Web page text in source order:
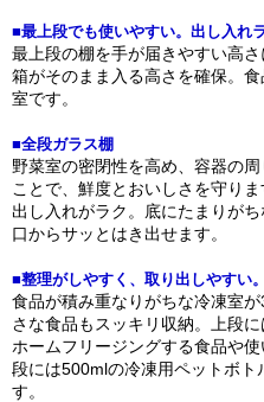
■最上段でも使いやすい。出し入れ
最上段の棚を手が届きやすい高
箱がそのまま入る高さを確保。
室です。
■全段ガラス棚
野菜室の密閉性を高め、容器の
ことで、鮮度とおいしさを守り
出し入れがラク。底にたまりが
口からサッとはき出せます。
■整理がしやすく、取り出しやすい
食品が積み重なりがちな冷凍室
さな食品もスッキリ収納。上段
ホームフリージングする食品や
段には500mlの冷凍用ペットボ
す。